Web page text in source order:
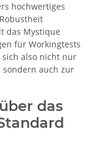
hochwertiges
das Mystique
für Workingtests
also nicht nur
sondern auch zur
das